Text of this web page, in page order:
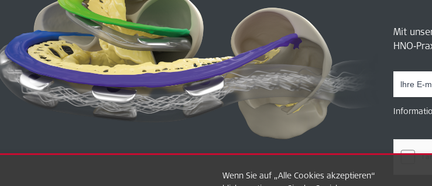
Mit
Wenn Sie auf „Alle Cookies akzeptieren“